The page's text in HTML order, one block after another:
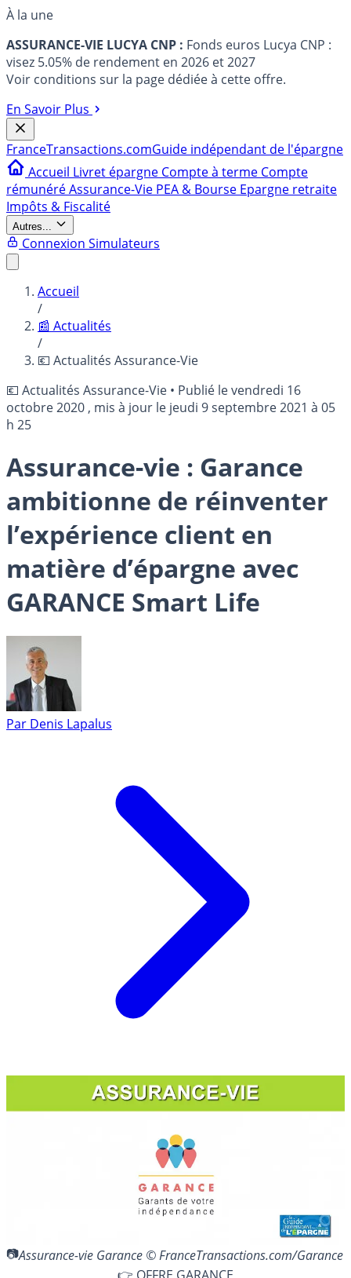
À la une
ASSURANCE-VIE LUCYA CNP : Fonds euros Lucya CNP :
visez 5.05% de rendement en 2026 et 2027
Voir conditions sur la page dédiée à cette offre.
En Savoir Plus
FranceTransactions.comGuide indépendant de l'épargne
Accueil Livret épargne Compte à terme Compte
rémunéréAssurance-Vie PEA & Bourse Epargne retraite
Impôts & Fiscalité
Autres...
Connexion Simulateurs
Accueil
/
📰 Actualités
/
💶 Actualités Assurance-Vie
💶 Actualités Assurance-Vie • Publié levendredi 16
octobre 2020 , mis à jour le jeudi 9 septembre 2021 à 05
h 25
Assurance-vie : Garance
ambitionne de réinventer
l’expérience client en
matière d’épargne avec
GARANCE Smart Life
Par Denis Lapalus
Assurance-vie Garance © FranceTransactions.com/Garance